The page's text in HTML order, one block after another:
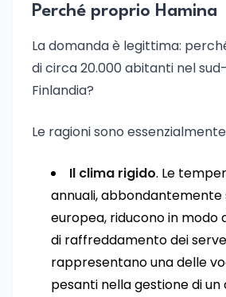
Perché proprio Hamina
La domanda è legittima:
di circa 20.000 abitanti nel
Finlandia?
Le ragioni sono
Il clima rigido. Le
annuali,
europea, riducono in modo
di raffreddamento dei
rappresentano una delle
pesanti nella gestione di